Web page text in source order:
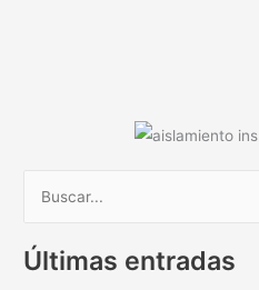
sÚltimas entradas